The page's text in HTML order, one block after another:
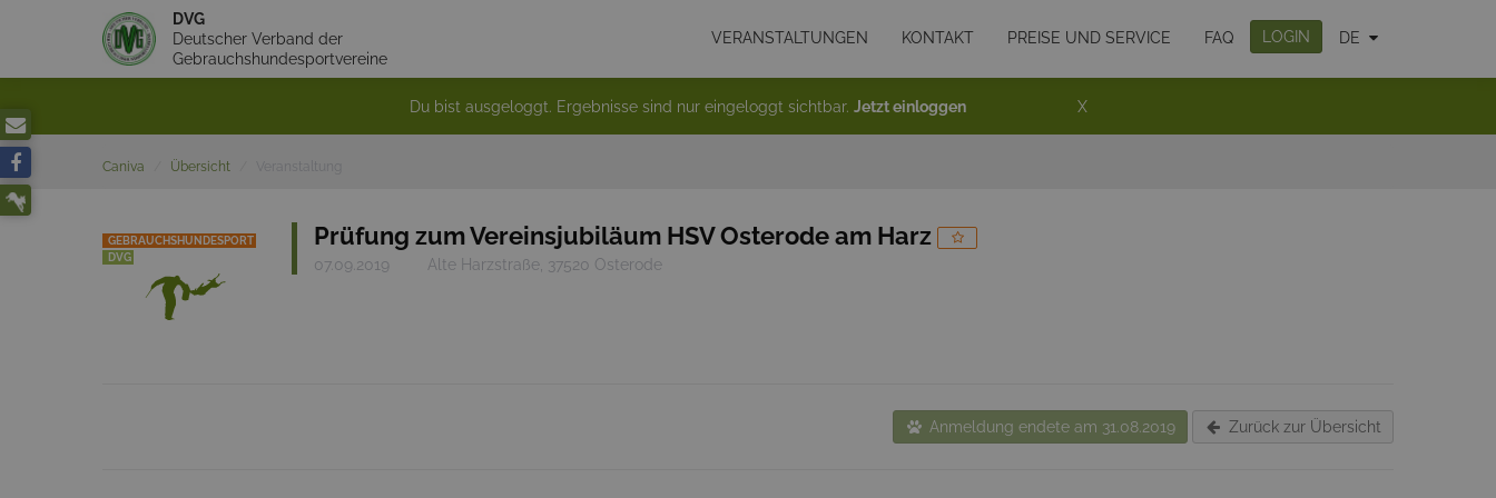
DVG
Deutscher Verband der
Gebrauchshundesportvereine
VERANSTALTUNGEN KONTAKT PREISE UND SERVICE FAQ LOGIN DE
Du bist ausgeloggt. Ergebnisse sind nur eingeloggt sichtbar. Jetzt einloggen X
Caniva Übersicht
GEBRAUCHSHUNDESPORT
DVG
Prüfung zum Vereinsjubiläum HSV Osterode am Harz
07.09.2019 Alte Harzstraße, 37520 Osterode
Anmeldung endete am 31.08.2019 Zurück zur Übersicht